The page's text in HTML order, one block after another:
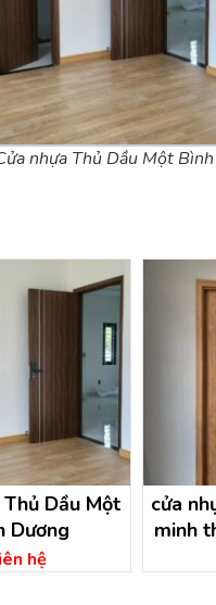
nhựa Thủ Dầu Một
Thủ Dầu Một
Dương
hệ
cửa
minh